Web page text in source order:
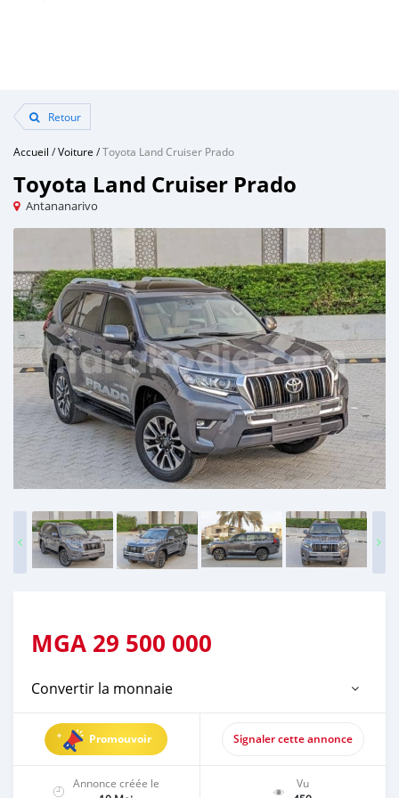
Retour
Accueil /Voiture /Toyota Land Cruiser Prado
Toyota Land Cruiser Prado
Antananarivo
MGA 29 500 000
Convertir la monnaie
Promouvoir Signaler cette annonce
Annonce créée le
Vu